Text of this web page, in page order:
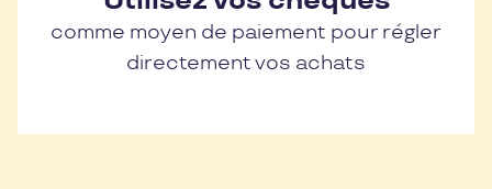
comme moyen de paiement pour régler
directement vos achats